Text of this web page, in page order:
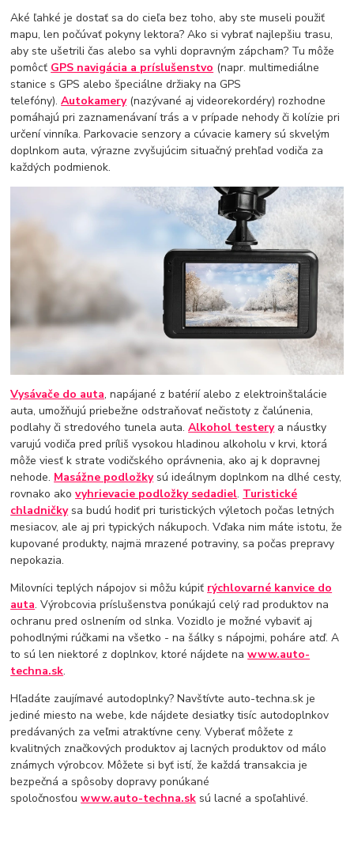
Aké ľahké je dostať sa do cieľa bez toho, aby ste museli použiť
mapu, len počúvať pokyny lektora? Ako si vybrať najlepšiu trasu,
aby ste ušetrili čas alebo sa vyhli dopravným zápcham? Tu môže
pomôcť GPS navigácia a príslušenstvo (napr. multimediálne
stanice s GPS alebo špeciálne držiaky na GPS
telefóny).Autokamery(nazývané aj videorekordéry) rozhodne
pomáhajú pri zaznamenávaní trás a v prípade nehody či kolízie pri
určení vinníka. Parkovacie senzory a cúvacie kamery sú skvelým
doplnkom auta, výrazne zvyšujúcim situačný prehľad vodiča za
každých podmienok.
Vysávače do auta, napájané z batérií alebo z elektroinštalácie
auta, umožňujú priebežne odstraňovať nečistoty z čalúnenia,
podlahy či stredového tunela auta.Alkohol testerya náustky
varujú vodiča pred príliš vysokou hladinou alkoholu v krvi, ktorá
môže viesť k strate vodičského oprávnenia, ako aj k dopravnej
nehode. Masážne podložkysú ideálnym doplnkom na dlhé cesty,
rovnako akovyhrievacie podložky sedadiel. Turistické
chladničkysa budú hodiť pri turistických výletoch počas letných
mesiacov, ale aj pri typických nákupoch. Vďaka nim máte istotu, že
kupované produkty, najmä mrazené potraviny, sa počas prepravy
nepokazia.
Milovníci teplých nápojov si môžu kúpiť rýchlovarné kanvice do
auta. Výrobcovia príslušenstva ponúkajú celý rad produktov na
ochranu pred oslnením od slnka. Vozidlo je možné vybaviť aj
pohodlnými rúčkami na všetko - na šálky s nápojmi, poháre atď. A
to sú len niektoré z doplnkov, ktoré nájdete nawww.auto-
techna.sk.
Hľadáte zaujímavé autodoplnky? Navštívte auto-techna.sk je
jediné miesto na webe, kde nájdete desiatky tisíc autodoplnkov
predávaných za veľmi atraktívne ceny. Vyberať môžete z
kvalitných značkových produktov aj lacných produktov od málo
známych výrobcov. Môžete si byť istí, že každá transakcia je
bezpečná a spôsoby dopravy ponúkané
spoločnosťouwww.auto-techna.sk sú lacné a spoľahlivé.